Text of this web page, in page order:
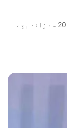
جھولا ٹوٹنے کے باعث سیر و تفریح کے لیے آئے 20 سے زائد بچے